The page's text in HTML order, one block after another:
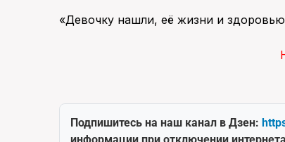
«Девочку нашли, её жизни и
Подпишитесь на наш канал в Дзен:
информации при отключении